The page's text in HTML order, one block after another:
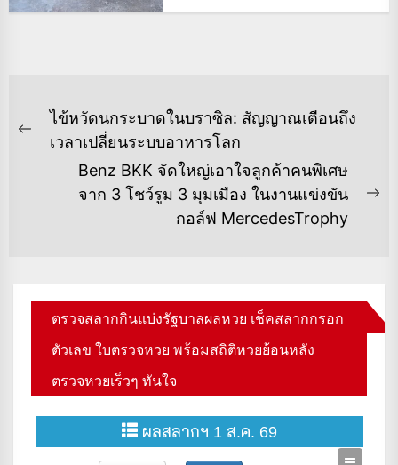
แนะแนว
เรื่อง
Previous
ไข้หวัดนกระบาดในบราซิล: สัญญาณเตือนถึง
เวลาเปลี่ยนระบบอาหารโลก
Benz BKK จัดใหญ่เอาใจลูกค้าคนพิเศษ
จาก 3 โชว์รูม 3 มุมเมือง ในงานแข่งขัน
กอล์ฟ MercedesTrophy
ตรวจสลากกินแบ่งรัฐบาลผลหวย เช็คสลากกรอก
ตัวเลข ใบตรวจหวย พร้อมสถิติหวยย้อนหลัง
ตรวจหวยเร็วๆ ทันใจ